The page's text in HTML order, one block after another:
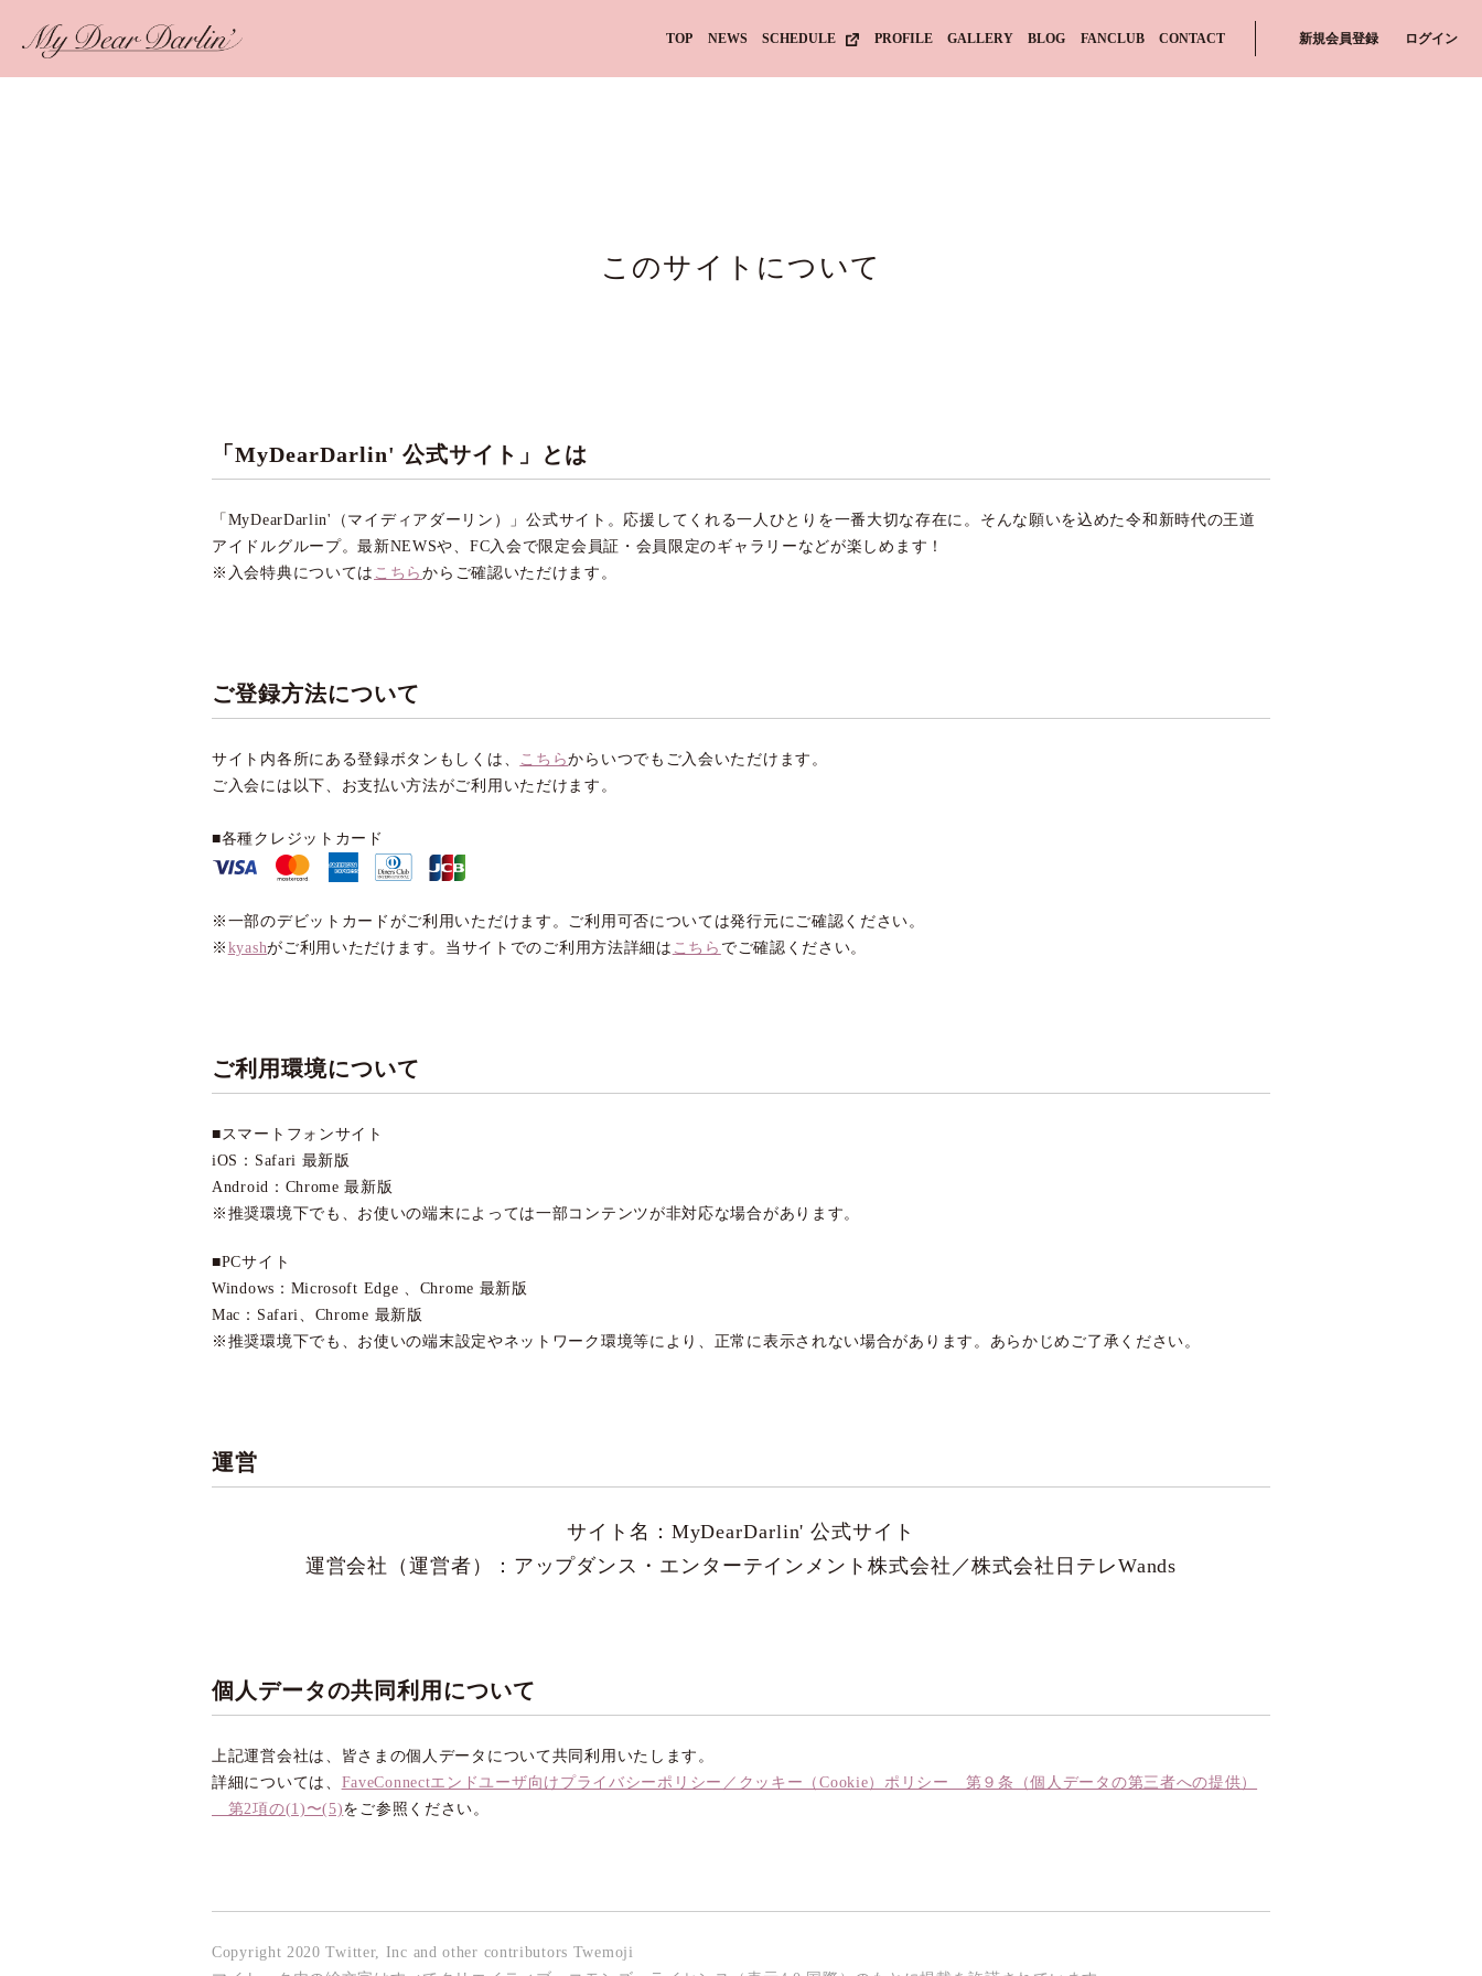
TOP NEWS SCHEDULE PROFILE GALLERY BLOG FANCLUB CONTACT 新規会員登録 ログイン
このサイトについて
「MyDearDarlin' 公式サイト」とは
「MyDearDarlin'（マイディアダーリン）」公式サイト。応援してくれる一人ひとりを一番大切な存在に。そんな願いを込めた令和新時代の王道
アイドルグループ。最新NEWSや、FC入会で限定会員証・会員限定のギャラリーなどが楽しめます！
入会特典については こちらからご確認いただけます。
ご登録方法について
サイト内各所にある登録ボタンもしくは、 こちらからいつでもご入会いただけます。
ご入会には以下、お支払い方法がご利用いただけます。
■各種クレジットカード
※一部のデビットカードがご利用いただけます。ご利用可否については発行元にご確認ください。
※ kyashがご利用いただけます。当サイトでのご利用方法詳細は こちら でご確認ください。
ご利用環境について
■スマートフォンサイト
iOS：Safari 最新版
Android：Chrome 最新版
推奨環境下でも、お使いの端末によっては一部コンテンツが非対応な場合があります。
■PCサイト
Windows：Microsoft Edge 、Chrome 最新版
Mac：Safari、Chrome 最新版
推奨環境下でも、お使いの端末設定やネットワーク環境等により、正常に表示されない場合があります。あらかじめご了承ください。
運営
サイト名： MyDearDarlin' 公式サイト
運営会社（運営者）：アップダンス・エンターテインメント株式会社／株式会社日テレWands
個人データの共同利用について
上記運営会社は、皆さまの個人データについて共同利用いたします。
詳細については、 FaveConnectエンドユーザ向けプライバシーポリシー／クッキー（Cookie）ポリシー 第９条（個人データの第三者への提供）
第2項の(1)〜(5)をご参照ください。
Copyright 2020 Twitter, Inc and other contributors Twemoji